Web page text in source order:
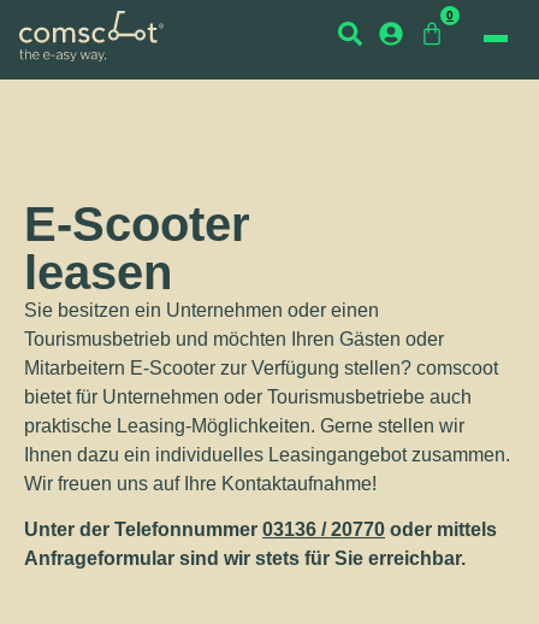
0
E-Scooter
leasen
Sie besitzen ein Unternehmen oder einen
Tourismusbetrieb und möchten Ihren Gästen oder
Mitarbeitern E-Scooter zur Verfügung stellen? comscoot
bietet für Unternehmen oder Tourismusbetriebe auch
praktische Leasing-Möglichkeiten. Gerne stellen wir
Ihnen dazu ein individuelles Leasingangebot zusammen.
Wir freuen uns auf Ihre Kontaktaufnahme!
Unter der Telefonnummer 03136 / 20770 oder mittels
Anfrageformular sind wir stets für Sie erreichbar.